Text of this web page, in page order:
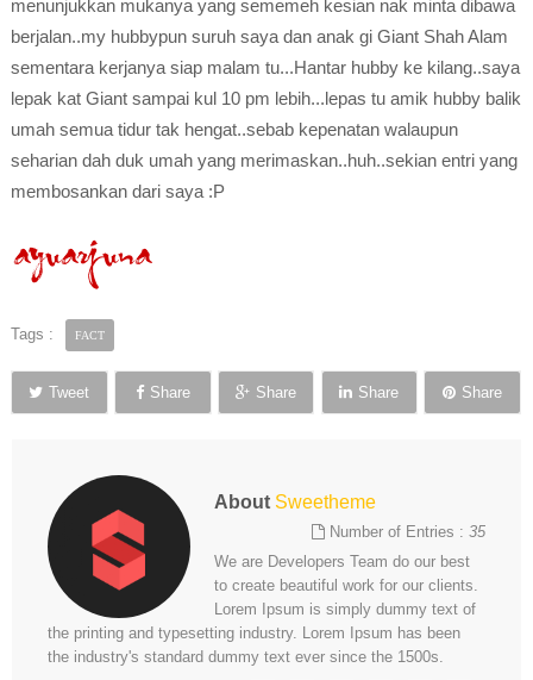
menunjukkan mukanya yang sememeh kesian nak minta dibawa
berjalan..my hubbypun suruh saya dan anak gi Giant Shah Alam
sementara kerjanya siap malam tu...Hantar hubby ke kilang..saya
lepak kat Giant sampai kul 10 pm lebih...lepas tu amik hubby balik
umah semua tidur tak hengat..sebab kepenatan walaupun
seharian dah duk umah yang merimaskan..huh..sekian entri yang
membosankan dari saya :P
Tags : FACT
Tweet Share Share Share Share
About Sweetheme
Number of Entries :35
We are Developers Team do our best
to create beautiful work for our clients.
Lorem Ipsum is simply dummy text of
the printing and typesetting industry. Lorem Ipsum has been
the industry's standard dummy text ever since the 1500s.